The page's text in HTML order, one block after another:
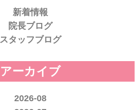
新着情報
院長ブログ
スタッフブログ
アーカイブ
2026-08